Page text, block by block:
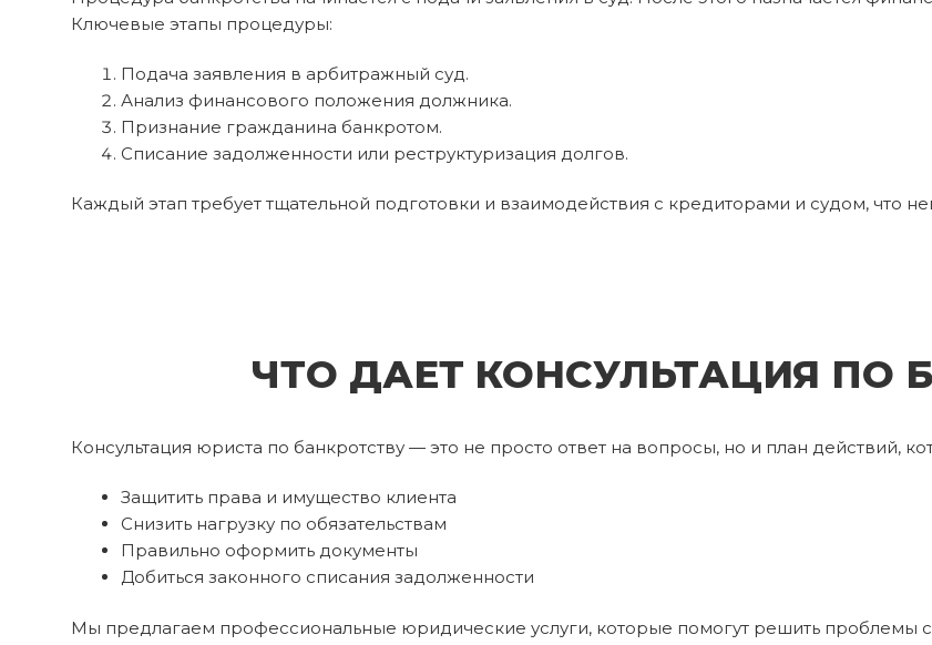
Ключевые этапы процедуры:
Подача заявления в арбитражный суд.
Анализ финансового положения должника.
Признание гражданина банкротом.
Списание задолженности или реструктуризация долгов.
Каждый этап требует тщательной подготовки и взаимодействия с кредиторами и судом, что
ЧТО ДАЕТ КОНСУЛЬТАЦИЯ ПО
Консультация юриста по банкротству — это не просто ответ на вопросы, но и план действий,
Защитить права и имущество клиента
Снизить нагрузку по обязательствам
Правильно оформить документы
Добиться законного списания задолженности
Мы предлагаем профессиональные юридические услуги, которые помогут решить проблемы